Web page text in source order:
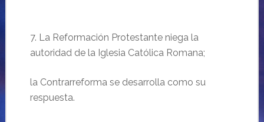
7. La Reformación Protestante niega la
autoridad de la Iglesia Católica Romana;
la Contrarreforma se desarrolla como su
respuesta.